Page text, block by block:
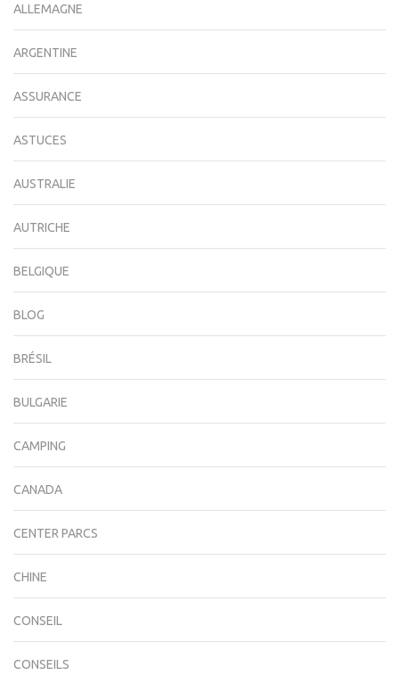
ALLEMAGNE
ARGENTINE
ASSURANCE
ASTUCES
AUSTRALIE
AUTRICHE
BELGIQUE
BLOG
BRÉSIL
BULGARIE
CAMPING
CANADA
CENTER PARCS
CHINE
CONSEIL
CONSEILS